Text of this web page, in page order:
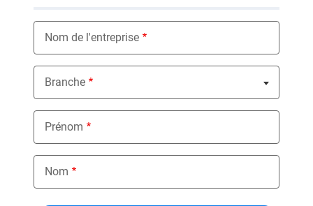
Nom de l'entreprise
Branche
Nothing selected
Prénom
Nom